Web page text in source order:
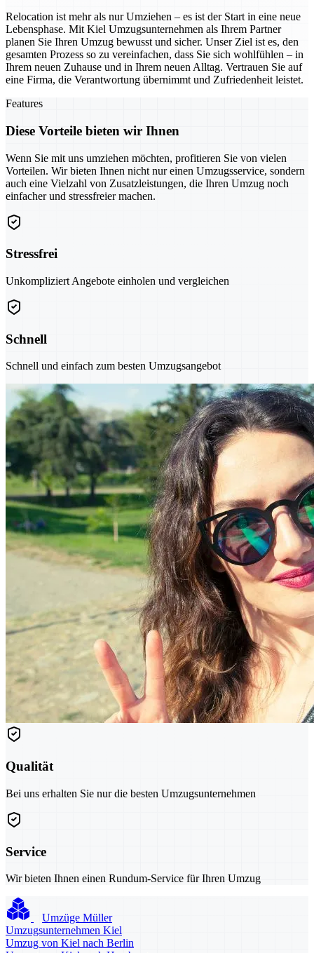
Relocation ist mehr als nur Umziehen – es ist der Start in eine neue
Lebensphase. Mit Kiel Umzugsunternehmen als Ihrem Partner
planen Sie Ihren Umzug bewusst und sicher. Unser Ziel ist es, den
gesamten Prozess so zu vereinfachen, dass Sie sich wohlfühlen – in
Ihrem neuen Zuhause und in Ihrem neuen Alltag. Vertrauen Sie auf
eine Firma, die Verantwortung übernimmt und Zufriedenheit leistet.
Features
Diese Vorteile bieten wir Ihnen
Wenn Sie mit uns umziehen möchten, profitieren Sie von vielen
Vorteilen. Wir bieten Ihnen nicht nur einen Umzugsservice, sondern
auch eine Vielzahl von Zusatzleistungen, die Ihren Umzug noch
einfacher und stressfreier machen.
Stressfrei
Unkompliziert Angebote einholen und vergleichen
Schnell
Schnell und einfach zum besten Umzugsangebot
Qualität
Bei uns erhalten Sie nur die besten Umzugsunternehmen
Service
Wir bieten Ihnen einen Rundum-Service für Ihren Umzug
Umzüge Müller
Umzugsunternehmen Kiel
Umzug von Kiel nach Berlin